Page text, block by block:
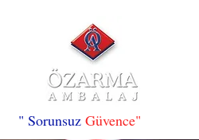
" Sorunsuz Güvence"